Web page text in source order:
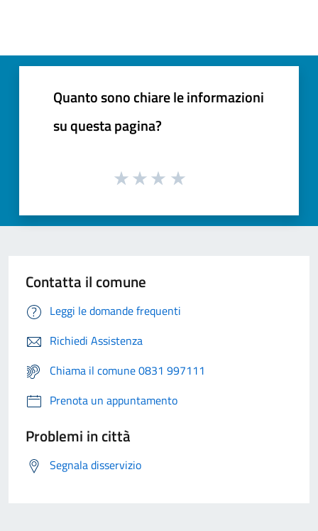
Quanto sono chiare le informazioni
su questa pagina?
Contatta il comune
Leggi le domande frequenti
Richiedi Assistenza
Chiama il comune 0831 997111
Prenota un appuntamento
Problemi in città
Segnala disservizio